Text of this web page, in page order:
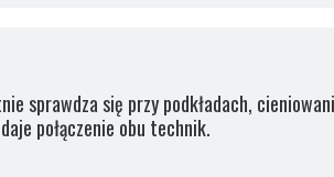
sprawdza się przy podkładach,
połączenie obu technik.